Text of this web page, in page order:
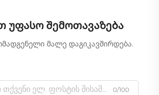
უფასო შემოთავაზება
მალე დაგიკავშირდება.
0/100